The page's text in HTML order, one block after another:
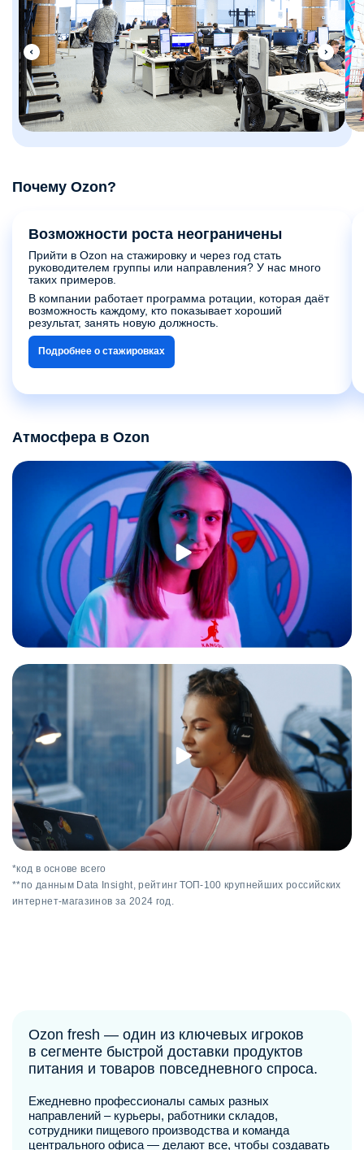
Почему Ozon?
Возможности роста неограничены
Прийти в Ozon на стажировку и через год стать
руководителем группы или направления? У нас много
таких примеров.
В компании работает программа ротации, которая даёт
возможность каждому, кто показывает хороший
результат, занять новую должность.
Подробнее о стажировках
Атмосфера в Ozon
*код в основе всего
**по данным Data Insight, рейтинг ТОП-100 крупнейших российских
интернет-магазинов за 2024 год.
Ozon fresh — один из ключевых игроков
в сегменте быстрой доставки продуктов
питания и товаров повседневного спроса.
Ежедневно профессионалы самых разных
направлений ‒ курьеры, работники складов,
сотрудники пищевого производства и команда
центрального офиса — делают все, чтобы создавать